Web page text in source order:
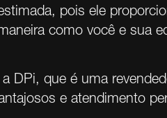
pois ele
como você e sua
que é uma
e atendimento